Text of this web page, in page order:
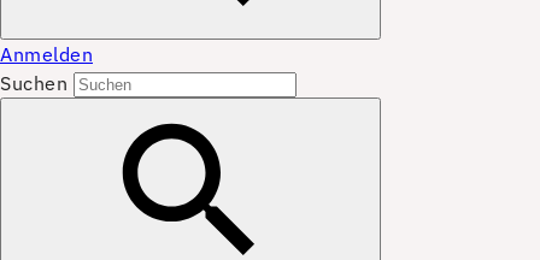
Anmelden
Suchen